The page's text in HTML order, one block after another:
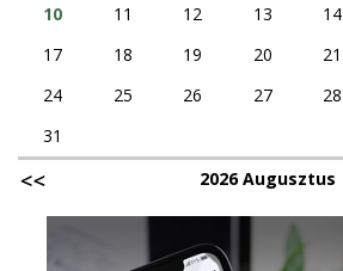
10
11 12 13 14
17
18 19 20 21
24
25 26 27 28
31
2026 Augusztus